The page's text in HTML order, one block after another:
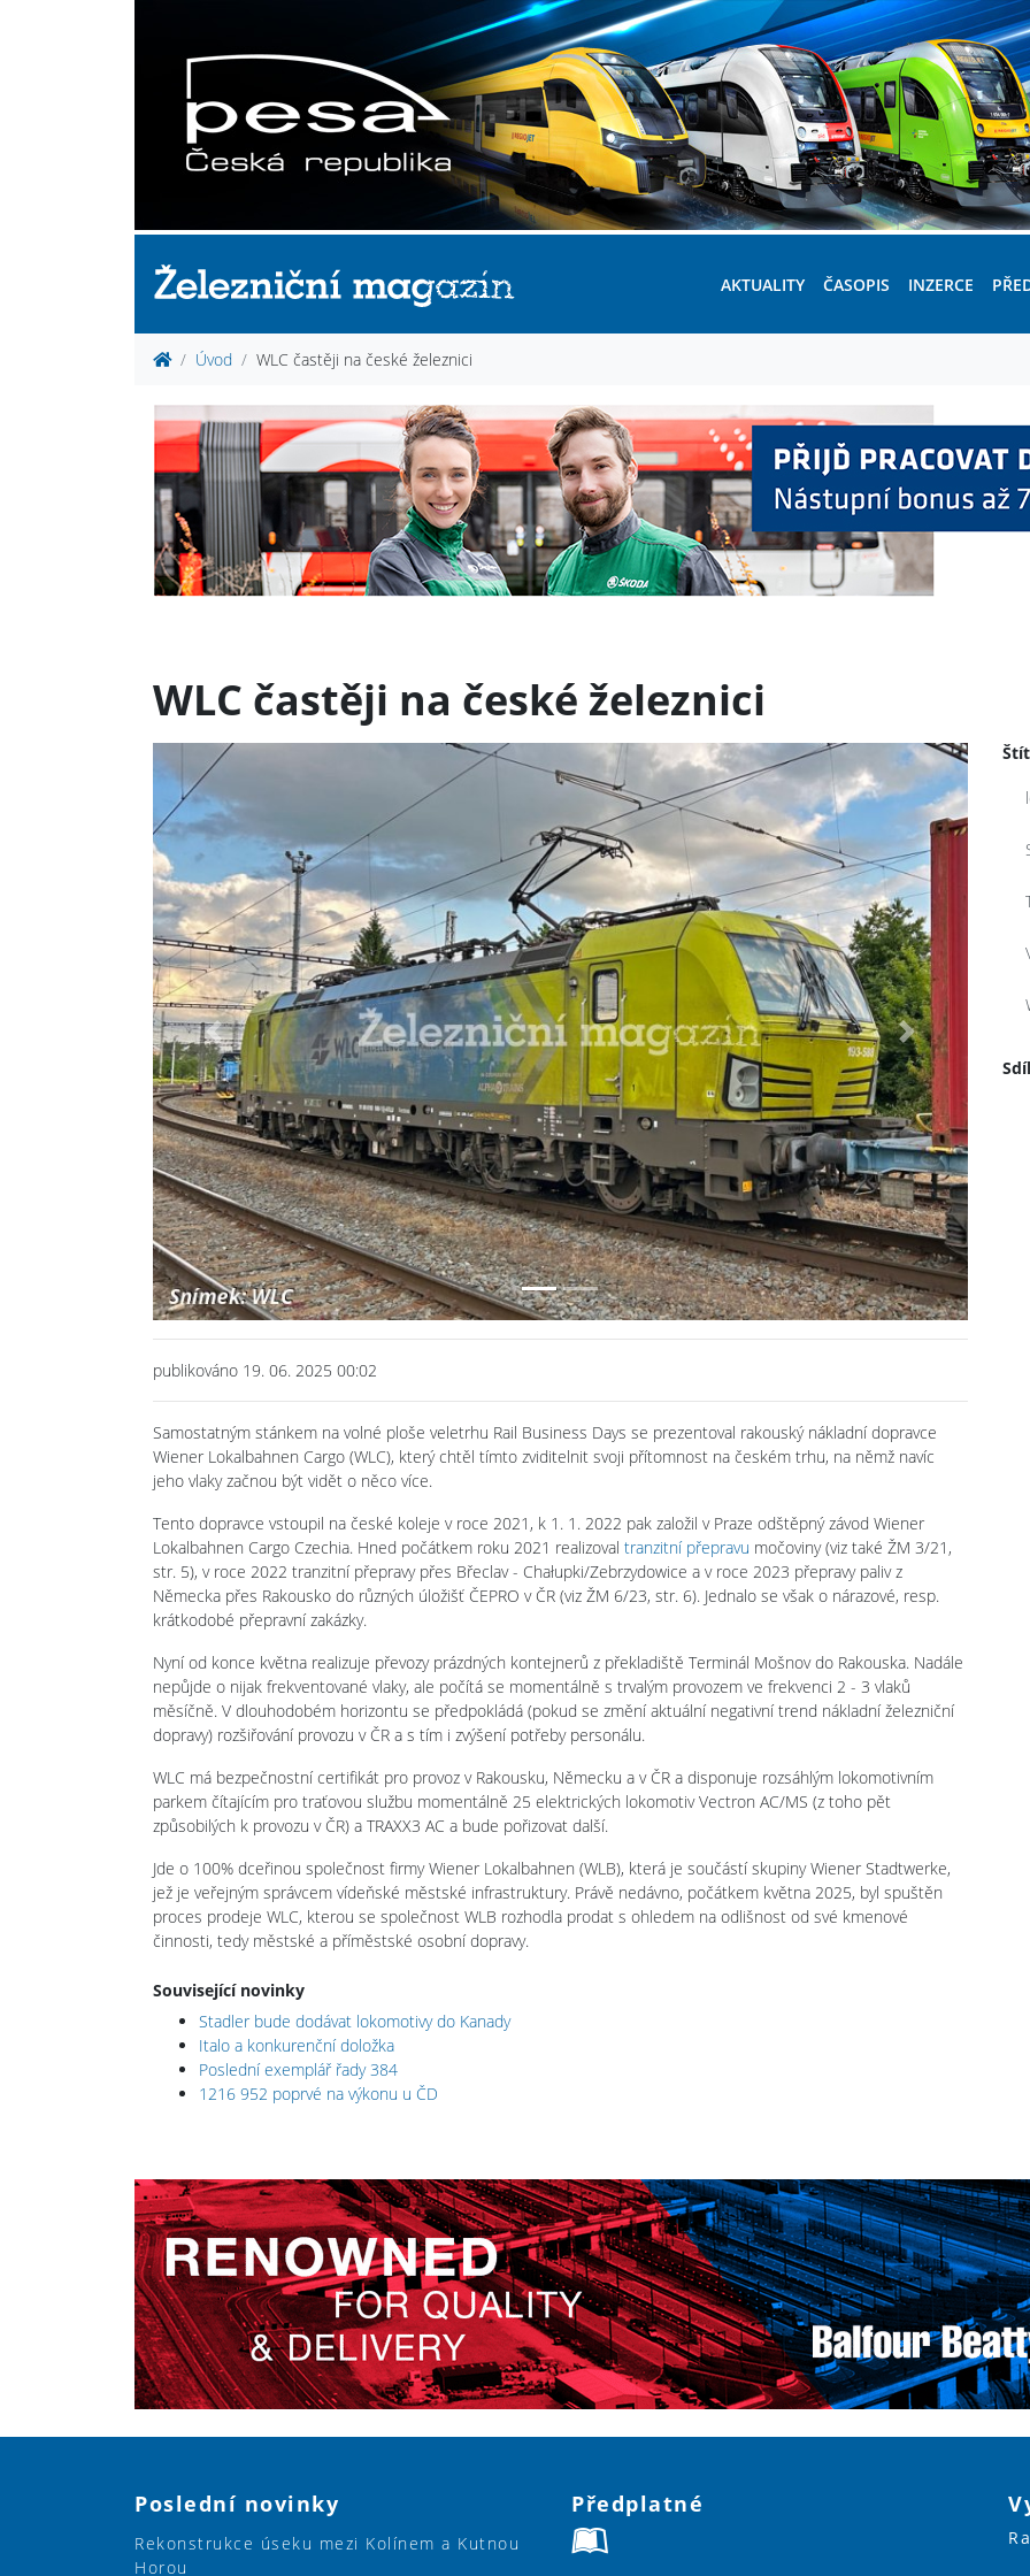
AKTUALITY ČASOPIS INZERCE
Úvod WLC častěji na české železnici
WLC častěji na české železnici
Previous Next
publikováno 19. 06. 2025 00:02
Samostatným stánkem na volné ploše veletrhu Rail Business Days se prezentoval rakouský nákladní dopravce
Wiener Lokalbahnen Cargo (WLC), který chtěl tímto zviditelnit svoji přítomnost na českém trhu, na němž navíc
jeho vlaky začnou být vidět o něco více.
Tento dopravce vstoupil na české koleje v roce 2021, k 1. 1. 2022 pak založil v Praze odštěpný závod Wiener
Lokalbahnen Cargo Czechia. Hned počátkem roku 2021 realizoval tranzitní přepravu močoviny (viz také ŽM 3/21,
str. 5), v roce 2022 tranzitní přepravy přes Břeclav - Chałupki/Zebrzydowice a v roce 2023 přepravy paliv z
Německa přes Rakousko do různých úložišť ČEPRO v ČR (viz ŽM 6/23, str. 6). Jednalo se však o nárazové, resp.
krátkodobé přepravní zakázky.
Nyní od konce května realizuje převozy prázdných kontejnerů z překladiště Terminál Mošnov do Rakouska. Nadále
nepůjde o nijak frekventované vlaky, ale počítá se momentálně s trvalým provozem ve frekvenci 2 - 3 vlaků
měsíčně. V dlouhodobém horizontu se předpokládá (pokud se změní aktuální negativní trend nákladní železniční
dopravy) rozšiřování provozu v ČR a s tím i zvýšení potřeby personálu.
WLC má bezpečnostní certifikát pro provoz v Rakousku, Německu a v ČR a disponuje rozsáhlým lokomotivním
parkem čítajícím pro traťovou službu momentálně 25 elektrických lokomotiv Vectron AC/MS (z toho pět
způsobilých k provozu v ČR) a TRAXX3 AC a bude pořizovat další.
Jde o 100% dceřinou společnost firmy Wiener Lokalbahnen (WLB), která je součástí skupiny Wiener Stadtwerke,
jež je veřejným správcem vídeňské městské infrastruktury. Právě nedávno, počátkem května 2025, byl spuštěn
proces prodeje WLC, kterou se společnost WLB rozhodla prodat s ohledem na odlišnost od své kmenové
činnosti, tedy městské a příměstské osobní dopravy.
Související novinky
Stadler bude dodávat lokomotivy do Kanady
Italo a konkurenční doložka
Poslední exemplář řady 384
1216 952 poprvé na výkonu u ČD
Poslední novinky
Rekonstrukce úseku mezi Kolínem a Kutnou
Horou
Předplatné